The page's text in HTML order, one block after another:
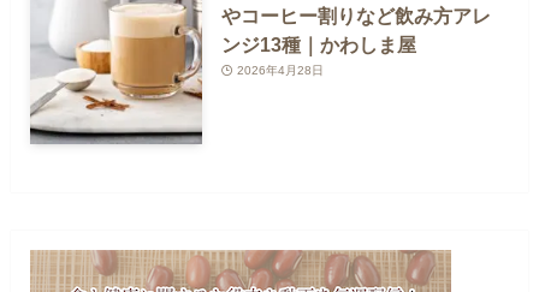
やコーヒー割りなど飲み方アレ
ンジ13種｜かわしま屋
2026年4月28日